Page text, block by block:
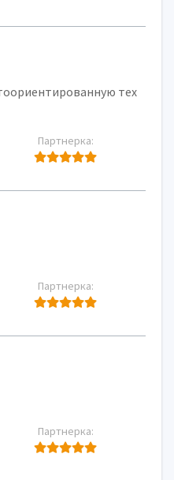
тех
Партнерка:
Партнерка:
Партнерка: